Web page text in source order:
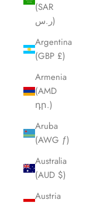
(SAR
ر.س)
Argentina
(GBP £)
Armenia
(AMD
դր.)
Aruba
(AWG ƒ)
Australia
(AUD $)
Austria